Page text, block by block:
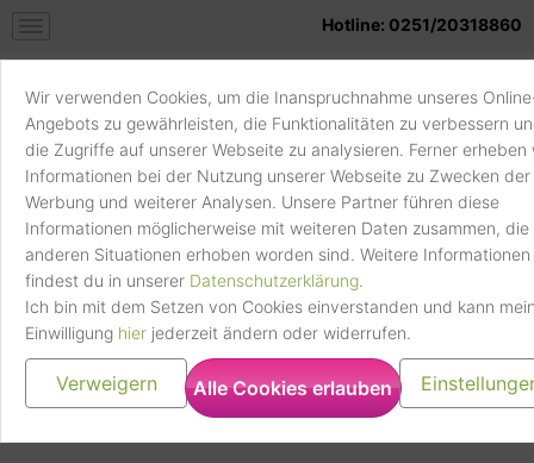
Hotline: 0251/20318860
Handy
verkaufen
Verkaufskatalog
Verkaufe dein Sony
Ericsson P900
Datenverarbeitungszwecke
Rechtsgrundlage
Art. 6 Abs. 1 lit. f
Weitere Informationen und Opt-Out
Klicke hier, um die Datenschutzbestimmungen des
Datenverarbeiters zu lesen
https://www.clevertronic.de/privacy
Trustpilot
Verarbeitungsunternehmen
Wir verwenden Cookies, um die Inanspruchnahme unseres
Angebots zu gewährleisten, die Funktionalitäten zu verbessern
die Zugriffe auf unserer Webseite zu analysieren. Ferner erheben
Informationen bei der Nutzung unserer Webseite zu Zwecken der
Werbung und weiterer Analysen. Unsere Partner führen diese
Informationen möglicherweise mit weiteren Daten zusammen, die
anderen Situationen erhoben worden sind. Weitere Informationen
findest du in unserer Datenschutzerklärung.
Ich bin mit dem Setzen von Cookies einverstanden und kann
Einwilligung hier jederzeit ändern oder widerrufen.
Verweigern Alle Cookies erlauben